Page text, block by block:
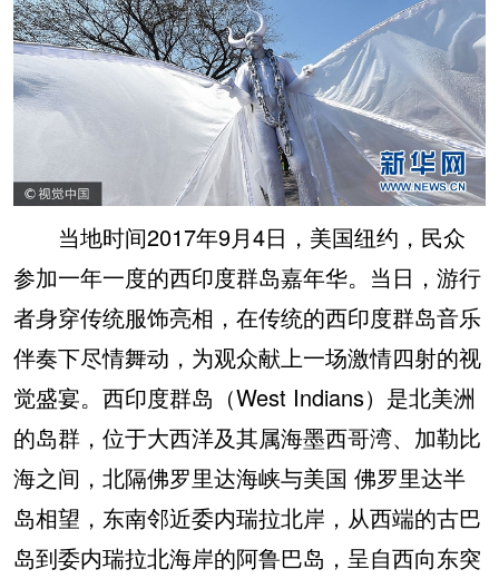
当地时间2017年9月4日，美国纽约，民众
参加一年一度的西印度群岛嘉年华。当日，游行
者身穿传统服饰亮相，在传统的西印度群岛音乐
伴奏下尽情舞动，为观众献上一场激情四射的视
觉盛宴。西印度群岛（West Indians）是北美洲
的岛群，位于大西洋及其属海墨西哥湾、加勒比
海之间，北隔佛罗里达海峡与美国 佛罗里达半
岛相望，东南邻近委内瑞拉北岸，从西端的古巴
岛到委内瑞拉北海岸的阿鲁巴岛，呈自西向东突